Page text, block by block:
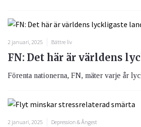
2 januari, 2025 Bättre liv
FN: Det här är världens
Förenta nationerna, FN, mäter varje år
2 januari, 2025 Depression & Ångest